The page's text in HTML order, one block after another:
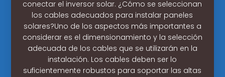
conectar el inversor solar. ¿Cómo se seleccionan
los cables adecuados para instalar paneles
solares?Uno de los aspectos más importantes a
considerar es el dimensionamiento y la selección
adecuada de los cables que se utilizarán en la
instalación. Los cables deben ser lo
suficientemente robustos para soportar las altas